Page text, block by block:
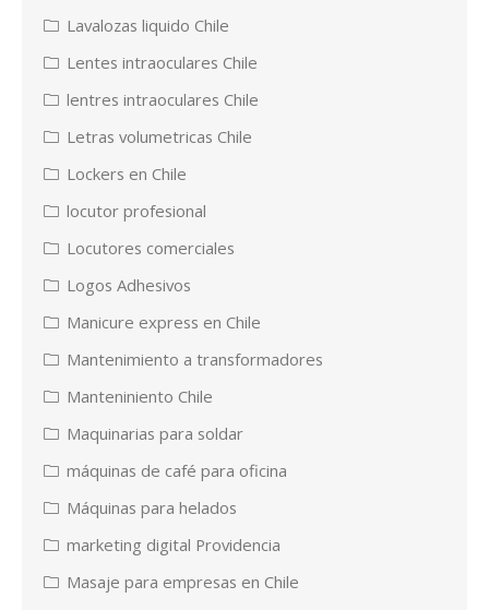
Lavalozas liquido Chile
Lentes intraoculares Chile
lentres intraoculares Chile
Letras volumetricas Chile
Lockers en Chile
locutor profesional
Locutores comerciales
Logos Adhesivos
Manicure express en Chile
Mantenimiento a transformadores
Manteniniento Chile
Maquinarias para soldar
máquinas de café para oficina
Máquinas para helados
marketing digital Providencia
Masaje para empresas en Chile